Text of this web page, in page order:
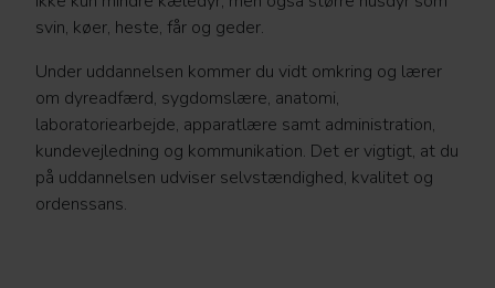
svin, køer, heste, får og geder.
Under uddannelsen kommer du vidt omkring og lærer
om dyreadfærd, sygdomslære, anatomi,
laboratoriearbejde, apparatlære samt administration,
kundevejledning og kommunikation. Det er vigtigt, at du
på uddannelsen udviser selvstændighed, kvalitet og
ordenssans.